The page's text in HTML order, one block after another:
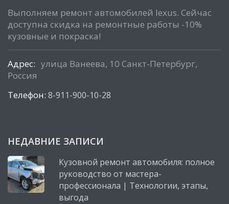
Выполняем ремонт автомобилей lexus. Сейчас
доступна скидка на ремонтные работы -10%
кузовные и покраска!
Адрес: улица Ванеева, 10 Санкт-Петербург,
Россия
Телефон: 8-911-900-10-28
НЕДАВНИЕ ЗАПИСИ
Кузовной ремонт автомобиля: полное
руководство от мастера-
профессионала | Технологии, этапы,
выгода